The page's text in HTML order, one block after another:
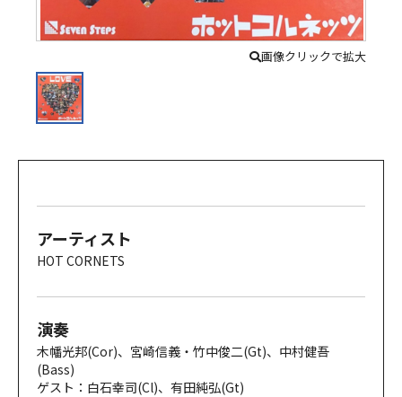
画像クリックで拡大
アーティスト
HOT CORNETS
演奏
木幡光邦(Cor)、宮崎信義・竹中俊二(Gt)、中村健吾
(Bass)
ゲスト：白石幸司(Cl)、有田純弘(Gt)